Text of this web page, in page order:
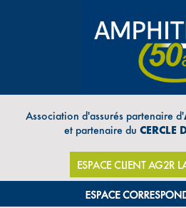
Association d'assurés partenaire d'
et partenaire du CERCLE
ESPACE CLIENT AG2R